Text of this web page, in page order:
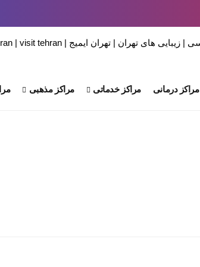
مراکز درمانی مراکز خدماتی مراکز مذهبی